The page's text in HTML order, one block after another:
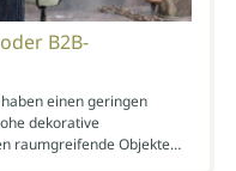
B2B-
einen geringen
dekorative
raumgreifende Objekte…